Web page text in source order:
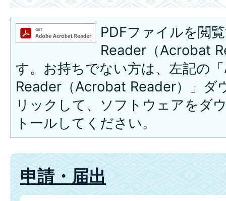
PDFファイルを閲
Reader（Acrobat
す。お持ちでない方は、左記の
Reader（Acrobat Reader）」ダ
リックして、ソフトウェアをダ
トールしてください。
申請・届出